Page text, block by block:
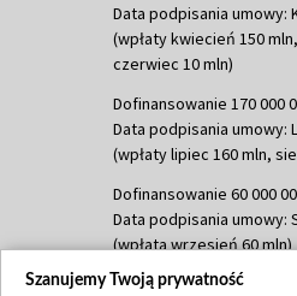
Data podpisania umowy:
(wpłaty kwiecień 150
czerwiec 10 mln)
Dofinansowanie 170 000
Data podpisania umowy:
(wpłaty lipiec 160 mln,
Dofinansowanie 60 000
Data podpisania umowy:
(wpłata wrzesień 60 mln)
Dofinansowanie 635 783
Szanujemy Twoją prywatność